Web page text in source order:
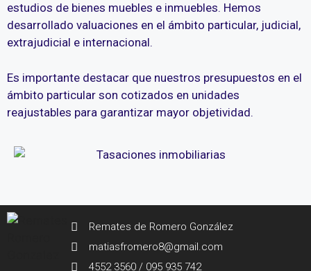
estudios de bienes muebles e inmuebles. Hemos
desarrollado valuaciones en el ámbito particular, judicial,
extrajudicial e internacional.
Es importante destacar que nuestros presupuestos en el
ámbito particular son cotizados en unidades
reajustables para garantizar mayor objetividad.
Remates de Romero González
matiasfromero8@gmail.com
4552 3560 / 095 935 742